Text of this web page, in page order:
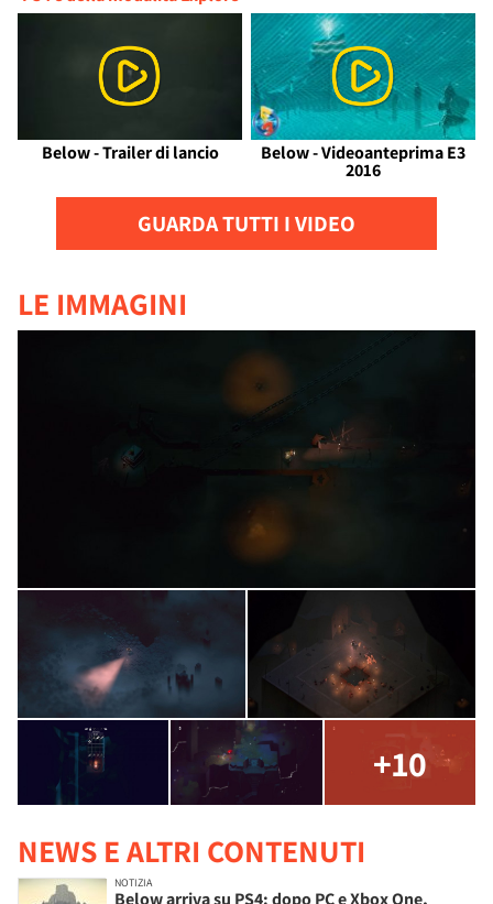
Below - Trailer di lancio Below - Videoanteprima E3
2016
GUARDA TUTTI I VIDEO
LE IMMAGINI
+10
NEWS E ALTRI CONTENUTI
NOTIZIA
Below arriva su PS4: dopo PC e Xbox One,